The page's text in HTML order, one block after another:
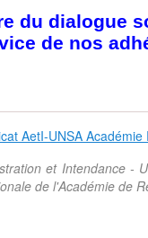
du dialogue
de nos
et Intendance -
de l'Académie de